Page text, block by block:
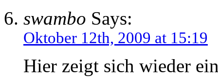
swambo Says:
Oktober 12th, 2009 at 15:19
Hier zeigt sich wieder